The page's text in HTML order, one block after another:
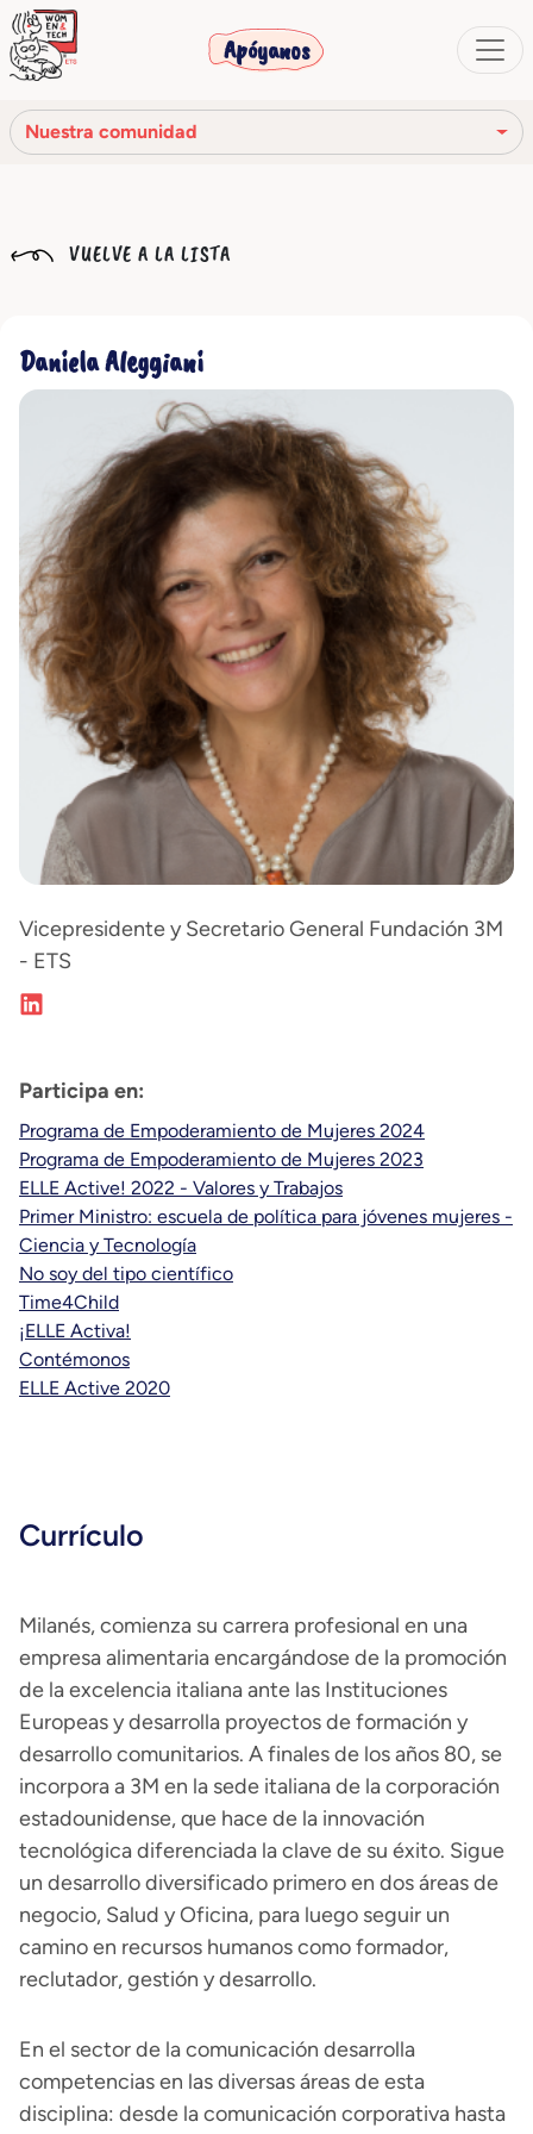
Apóyanos
Nuestra comunidad
Nuestra historia
Nuestra red
Nuestra comunidad
VUELVE A LA LISTA
Daniela Aleggiani
Vicepresidente y Secretario General Fundación 3M
- ETS
Participa en:
Programa de Empoderamiento de Mujeres 2024
Programa de Empoderamiento de Mujeres 2023
ELLE Active! 2022 - Valores y Trabajos
Primer Ministro: escuela de política para jóvenes mujeres -
Ciencia y Tecnología
No soy del tipo científico
Time4Child
¡ELLE Activa!
Contémonos
ELLE Active 2020
Currículo
Milanés, comienza su carrera profesional en una
empresa alimentaria encargándose de la promoción
de la excelencia italiana ante las Instituciones
Europeas y desarrolla proyectos de formación y
desarrollo comunitarios. A finales de los años 80, se
incorpora a 3M en la sede italiana de la corporación
estadounidense, que hace de la innovación
tecnológica diferenciada la clave de su éxito. Sigue
un desarrollo diversificado primero en dos áreas de
negocio, Salud y Oficina, para luego seguir un
camino en recursos humanos como formador,
reclutador, gestión y desarrollo.
En el sector de la comunicación desarrolla
competencias en las diversas áreas de esta
disciplina: desde la comunicación corporativa hasta